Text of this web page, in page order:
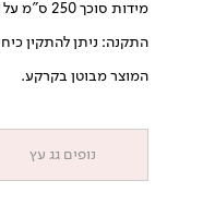
מידות סוכך 250 ס”מ על 250 ס”מ וגובה כללי 235 ס”מ/
התקנה: ניתן להתקין
המוצר מבוטן בקרקע.
נופים גג עץ